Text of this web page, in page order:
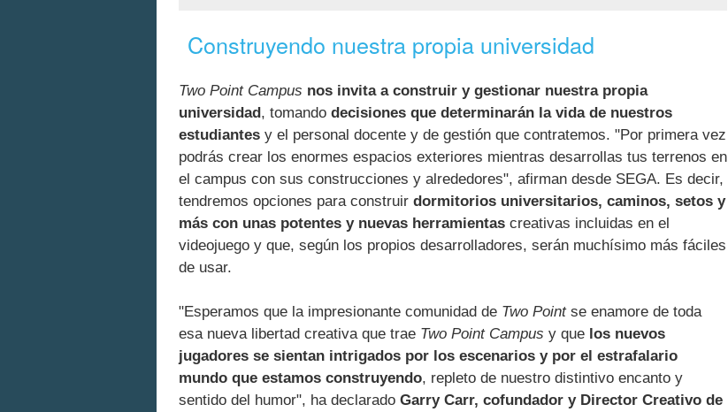
Construyendo nuestra propia universidad
Two Point Campus nos invita a construir y gestionar nuestra propia
universidad, tomando decisiones que determinarán la vida de nuestros
estudiantes y el personal docente y de gestión que contratemos. "Por primera vez
podrás crear los enormes espacios exteriores mientras desarrollas tus terrenos en
el campus con sus construcciones y alrededores", afirman desde SEGA. Es decir,
tendremos opciones para construir dormitorios universitarios, caminos, setos y
más con unas potentes y nuevas herramientas creativas incluidas en el
videojuego y que, según los propios desarrolladores, serán muchísimo más fáciles
de usar.
"Esperamos que la impresionante comunidad de Two Pointse enamore de toda
esa nueva libertad creativa que trae Two Point Campus y que los nuevos
jugadores se sientan intrigados por los escenarios y por el estrafalario
mundo que estamos construyendo, repleto de nuestro distintivo encanto y
sentido del humor", ha declarado Garry Carr, cofundador y Director Creativo de